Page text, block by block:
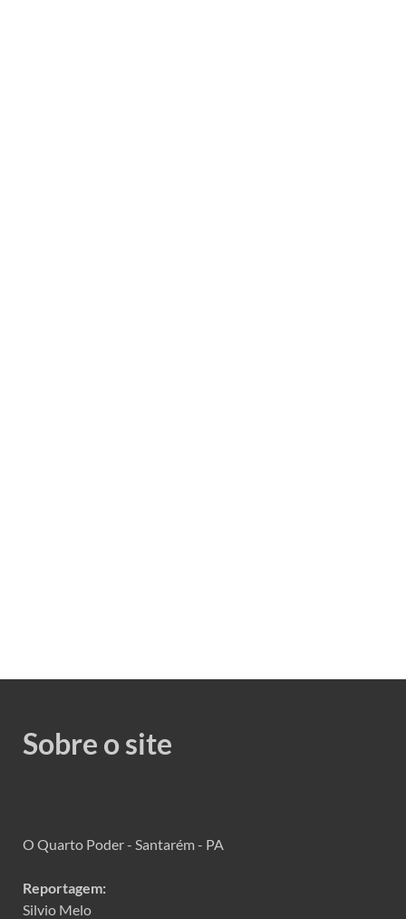
Sobre o site
O Quarto Poder - Santarém - PA
Reportagem:
Silvio Melo